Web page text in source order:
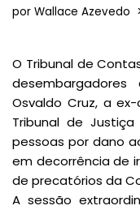
por Wallace Azevedo
O Tribunal de
Osvaldo Cruz, a
Tribunal de
pessoas por dano
em decorrência de
de precatórios da
A sessão